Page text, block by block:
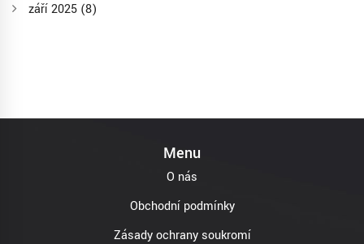
září 2025 (8)
Menu
O nás
Obchodní podmínky
Zásady ochrany soukromí